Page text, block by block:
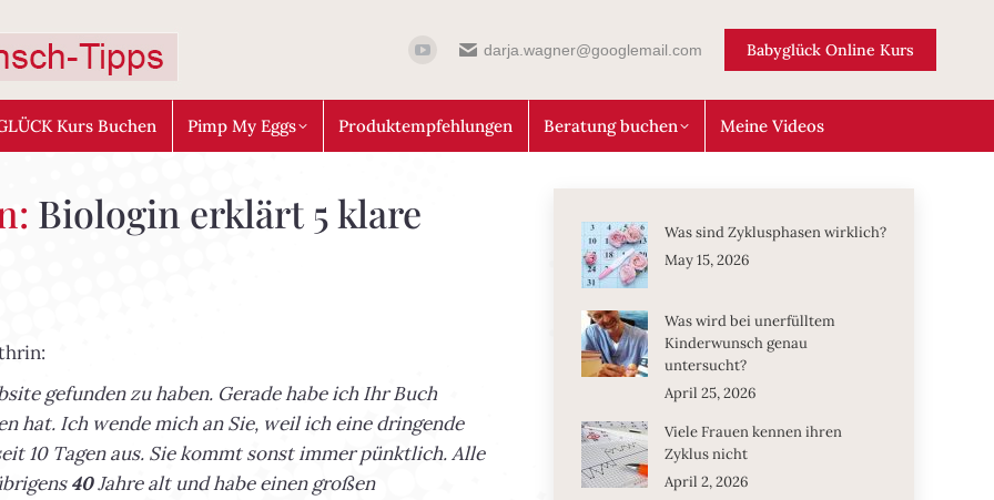
darja.wagner@googlemail.com Babyglück Online Kurs
Kurs Buchen Pimp My Eggs Produktempfehlungen Beratung buchen Meine Videos
Biologin erklärt 5 klare
gefunden zu haben. Gerade habe ich Ihr Buch
hat. Ich wende mich an Sie, weil ich eine dringende
10 Tagen aus. Sie kommt sonst immer pünktlich. Alle
40Jahre alt und habe einen großen
Was sind Zyklusphasen wirklich?
May 15, 2026
Was wird bei unerfülltem
Kinderwunsch genau
untersucht?
April 25, 2026
Viele Frauen kennen ihren
Zyklus nicht
April 2, 2026